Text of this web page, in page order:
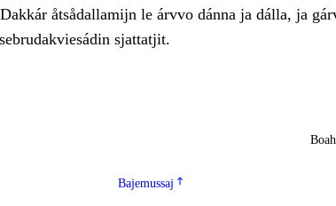
åtsådallamijn le árvvo dánna ja dálla, ja
sjattatjit.
Bajemussaj